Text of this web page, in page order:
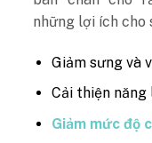
những lợi ích cho
Giảm sưng và
Cải thiện năng
Giảm mức độ